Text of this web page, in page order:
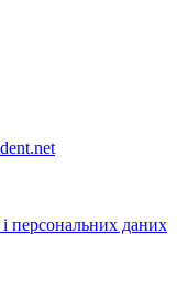
і персональних даних